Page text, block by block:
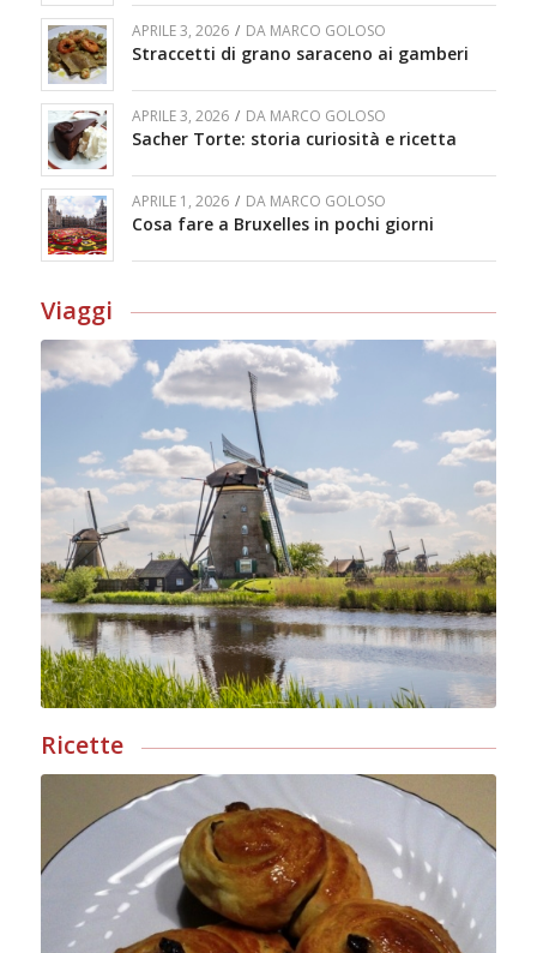
APRILE 3, 2026 / DA MARCO GOLOSO
Straccetti di grano saraceno ai gamberi
APRILE 3, 2026 / DA MARCO GOLOSO
Sacher Torte: storia curiosità e ricetta
APRILE 1, 2026 / DA MARCO GOLOSO
Cosa fare a Bruxelles in pochi giorni
Viaggi
Ricette